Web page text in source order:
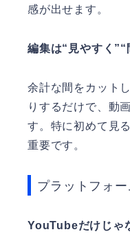
感が出せます。
編集は“見やすく
余計な間をカット
りするだけで、動
す。特に初めて見
重要です。
プラットフォ
YouTubeだけじゃ